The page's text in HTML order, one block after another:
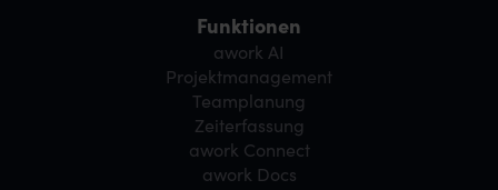
Funktionen
awork AI
Projektmanagement
Teamplanung
Zeiterfassung
awork Connect
awork Docs